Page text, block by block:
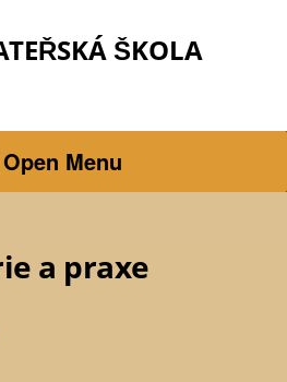
ŠKOLA
Open Menu
a praxe